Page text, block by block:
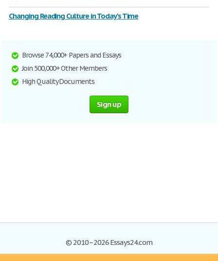
Changing Reading Culture in Today's Time
Browse 74,000+ Papers and Essays
Join 500,000+ Other Members
High Quality Documents
Sign up
© 2010–2026 Essays24.com